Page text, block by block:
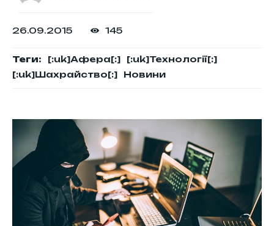
26.09.2015 145
Теги: [:uk]Афера[:]
[:uk]Технології[:]
[:uk]Шахрайство[:]
Новини